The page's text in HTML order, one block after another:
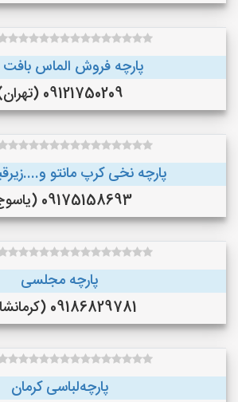
پارچه فروش الماس بافت
09121750209 (تهران)
پارچه نخی کرپ مانتو
09175158693 (یاسوج)
پارچه مجلسی
09186829781 (کرمانشاه )
پارچه‌لباسی کرمان